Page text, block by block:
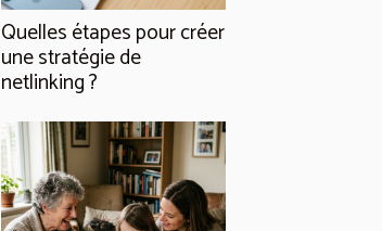
Quelles étapes pour créer
une stratégie de
netlinking ?